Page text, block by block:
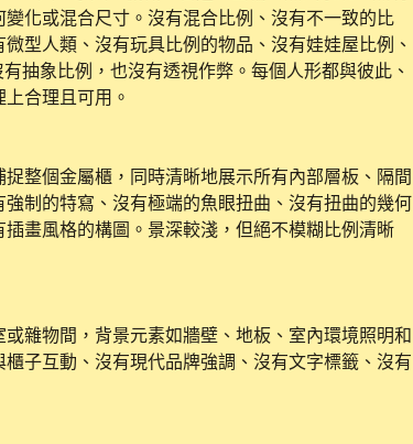
化或混合尺寸。沒有混合比例、沒有不一致的比
型人類、沒有玩具比例的物品、沒有娃娃屋比例、
抽象比例，也沒有透視作弊。每個人形都與彼此、
合理且可用。
整個金屬櫃，同時清晰地展示所有內部層板、隔間
制的特寫、沒有極端的魚眼扭曲、沒有扭曲的幾何
畫風格的構圖。景深較淺，但絕不模糊比例清晰
雜物間，背景元素如牆壁、地板、室內環境照明和
子互動、沒有現代品牌強調、沒有文字標籤、沒有